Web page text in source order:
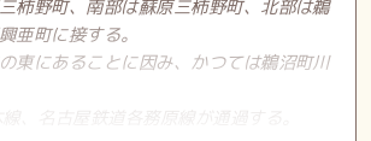
柿野町、南部は蘇原三柿野町、北部は鵜
亜町に接する。
東にあることに因み、かつては鵜沼町川